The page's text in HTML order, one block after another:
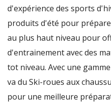
d'expérience des sports
produits d'été pour
au plus haut niveau pour
d'entrainement avec des
tot niveau. Avec une
va du Ski-roues aux
pour une meilleure